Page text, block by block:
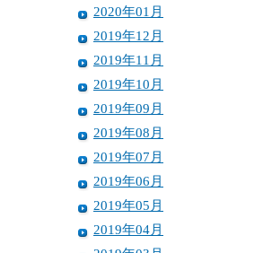
2020年01月
2019年12月
2019年11月
2019年10月
2019年09月
2019年08月
2019年07月
2019年06月
2019年05月
2019年04月